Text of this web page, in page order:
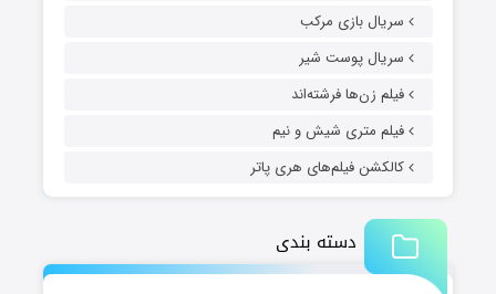
سریال بازی مرکب
سریال پوست شیر
فیلم زن‌ها فرشته‌اند
فیلم متری شیش و نیم
کالکشن فیلم‌های هری پاتر
دسته بندی